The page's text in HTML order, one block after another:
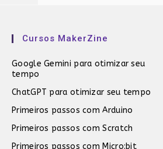
Cursos MakerZine
Google Gemini para otimizar seu
tempo
ChatGPT para otimizar seu tempo
Primeiros passos com Arduino
Primeiros passos com Scratch
Primeiros passos com Micro:bit